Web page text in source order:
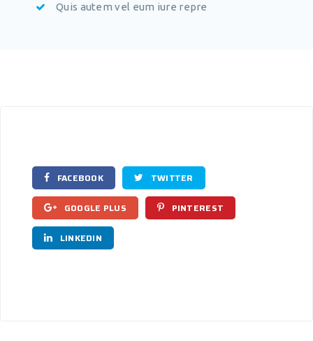
Quis autem vel eum iure repre
FACEBOOK TWITTER
GOOGLE PLUS PINTEREST
LINKEDIN